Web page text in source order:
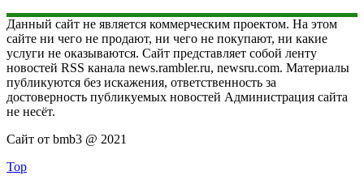
Данный сайт не является коммерческим проектом. На этом
сайте ни чего не продают, ни чего не покупают, ни какие
услуги не оказываются. Сайт представляет собой ленту
новостей RSS канала news.rambler.ru, newsru.com. Материалы
публикуются без искажения, ответственность за
достоверность публикуемых новостей Администрация сайта
не несёт.
Сайт от bmb3 @ 2021
Top